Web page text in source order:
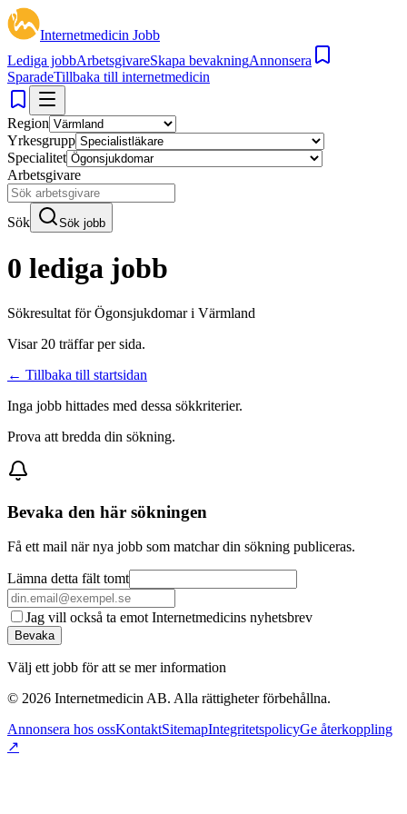
Internetmedicin Jobb
Lediga jobbArbetsgivareSkapa bevakningAnnonsera
SparadeTillbaka till internetmedicin
Region
Yrkesgrupp
Specialitet
Arbetsgivare
Sök Sök jobb
0 lediga jobb
Sökresultat förÖgonsjukdomar i Värmland
Visar 20 träffar per sida.
← Tillbaka till startsidan
Inga jobb hittades med dessa sökkriterier.
Prova att bredda din sökning.
Bevaka den här sökningen
Få ett mail när nya jobb som matchar din sökning publiceras.
Lämna detta fält tomt
Jag vill också ta emot Internetmedicins nyhetsbrev
Bevaka
Välj ett jobb för att se mer information
© 2026 Internetmedicin AB. Alla rättigheter förbehållna.
Annonsera hos ossKontaktSitemapIntegritetspolicyGe återkoppling
↗